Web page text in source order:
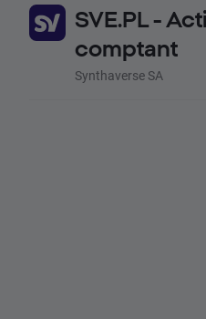
SVE.PL -
comptant
Synthaverse SA